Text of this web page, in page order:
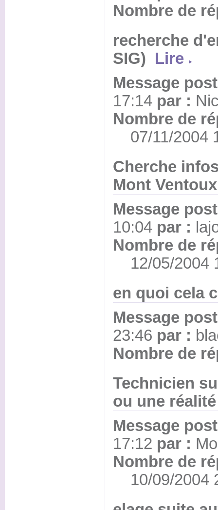
Nombre de
recherche
SIG) Lire
Message
17:14 par :
Nombre de
07/11/2004
Cherche
Mont
Message
10:04 par :
Nombre de
12/05/2004
en quoi cela
Message
23:46 par :
Nombre de
Technicien
ou une
Message
17:12 par :
Nombre de
10/09/2004